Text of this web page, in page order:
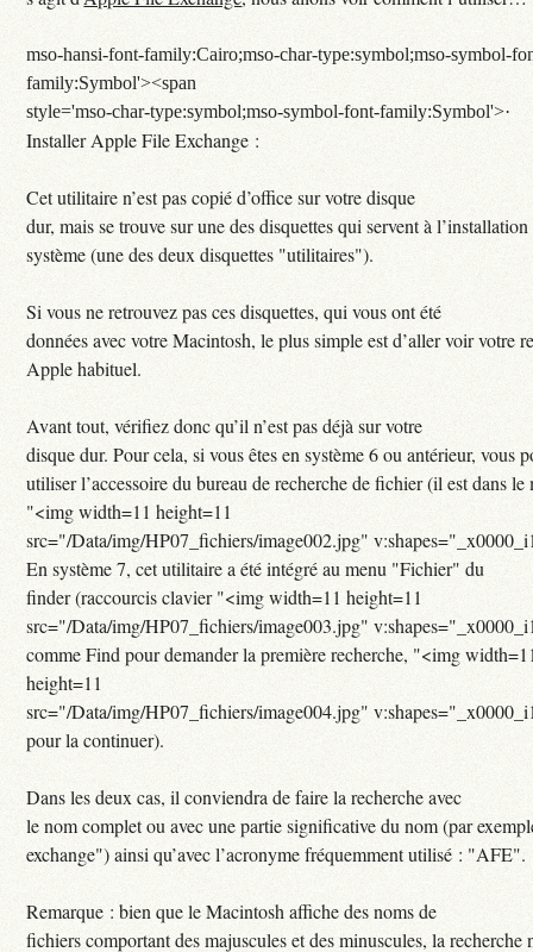
mso-hansi-font-family:Cairo;mso-char-type:symbol;mso-symbol-
family:Symbol'><span
style='mso-char-type:symbol;mso-symbol-font-family:Symbol'>·
Installer Apple File Exchange :
Cet utilitaire n’est pas copié d’office sur votre disque
dur, mais se trouve sur une des disquettes qui servent à
système (une des deux disquettes "utilitaires").
Si vous ne retrouvez pas ces disquettes, qui vous ont été
données avec votre Macintosh, le plus simple est d’aller voir votre
Apple habituel.
Avant tout, vérifiez donc qu’il n’est pas déjà sur votre
disque dur. Pour cela, si vous êtes en système 6 ou antérieur, vous
utiliser l’accessoire du bureau de recherche de fichier (il est dans le
"<img width=11 height=11
src="/Data/img/HP07_fichiers/image002.jpg"
En système 7, cet utilitaire a été intégré au menu "Fichier" du
finder (raccourcis clavier "<img width=11 height=11
src="/Data/img/HP07_fichiers/image003.jpg"
comme Find pour demander la première recherche, "<img
height=11
src="/Data/img/HP07_fichiers/image004.jpg"
pour la continuer).
Dans les deux cas, il conviendra de faire la recherche avec
le nom complet ou avec une partie significative du nom (par
exchange") ainsi qu’avec l’acronyme fréquemment utilisé : "AFE".
Remarque : bien que le Macintosh affiche des noms de
fichiers comportant des majuscules et des minuscules, la recherche